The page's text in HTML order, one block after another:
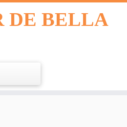
DE BELLA